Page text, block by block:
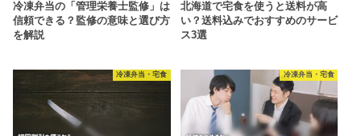
冷凍弁当の「管理栄養士監修」は
信頼できる？監修の意味と選び方
を解説
北海道で宅食を使うと送料が高
い？送料込みでおすすめのサービ
ス3選
冷凍弁当・宅食 冷凍弁当・宅食